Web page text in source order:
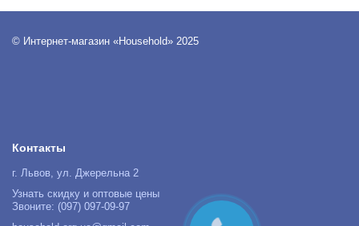
© Интернет-магазин «Household» 2025
Контакты
г. Львов, ул. Джерельна 2
Узнать скидку и оптовые цены
Звоните: (097) 097-09-97